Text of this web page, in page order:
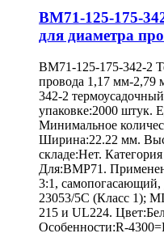
BM71-125-175-
для диаметра
BM71-125-175-342-2
провода 1,17 мм-2,79
342-2
упаковке:2000 штук.
Минимальное
Ширина:22.22 мм.
складе:Нет.
Для:BMP71.
3:1, самопогасающий,
23053/5C (Класс 1);
215 и UL224.
Особенности:R-